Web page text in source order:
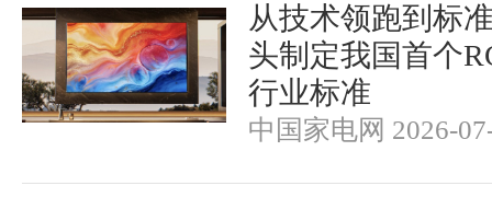
从技术领跑到标
头制定我国首个
行业标准
中国家电网 2026-